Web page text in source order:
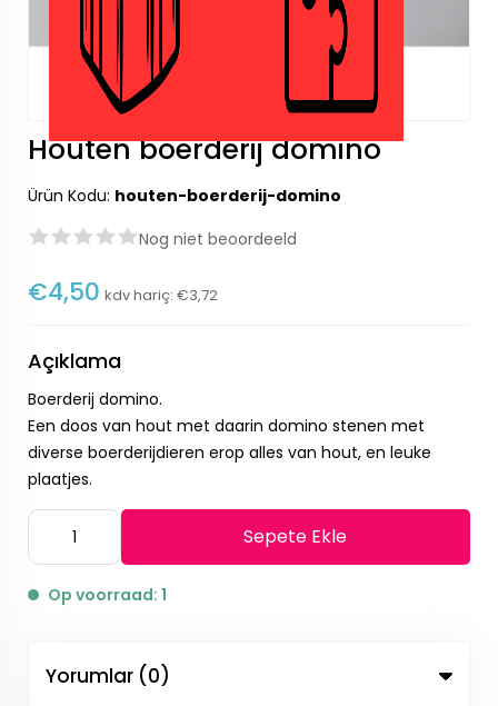
Houten boerderij domino
Ürün Kodu: houten-boerderij-domino
Nog niet beoordeeld
€4,50 kdv hariç: €3,72
Açıklama
Boerderij domino.
Een doos van hout met daarin domino stenen met
diverse boerderijdieren erop alles van hout, en leuke
plaatjes.
Sepete Ekle
Op voorraad: 1
Yorumlar (0)